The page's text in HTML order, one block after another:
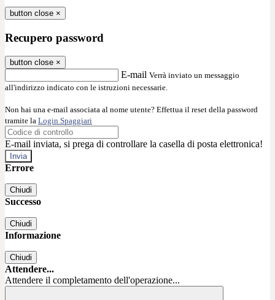
button close ×
Recupero password
button close ×
E-mail Verrà inviato un messaggio
all'indirizzo indicato con le istruzioni necessarie.
Non hai una e-mail associata al nome utente? Effettua il reset della password
tramite la Login Spaggiari
E-mail inviata, si prega di controllare la casella di posta elettronica!
Errore
Chiudi
Successo
Chiudi
Informazione
Chiudi
Attendere...
Attendere il completamento dell'operazione...